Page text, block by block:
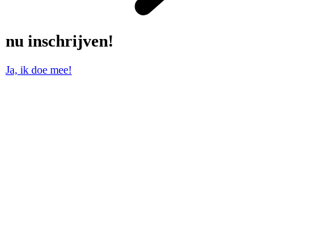
nu inschrijven!
Ja, ik doe mee!